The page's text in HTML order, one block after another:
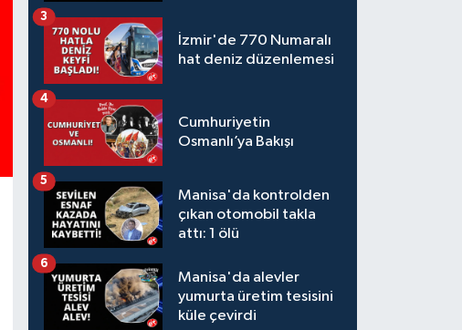
İzmir'de 770 Numaralı
hat deniz düzenlemesi
3
Cumhuriyetin
Osmanlı’ya Bakışı
4
Manisa'da kontrolden
çıkan otomobil takla
attı: 1 ölü
5
Manisa'da alevler
yumurta üretim tesisini
küle çevirdi
6